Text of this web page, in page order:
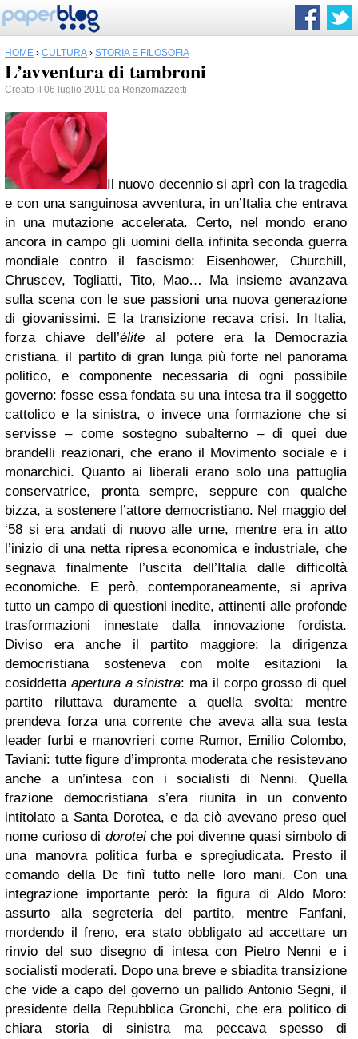
HOME › CULTURA › STORIA E FILOSOFIA
L’avventura di tambroni
Creato il 06 luglio 2010 da Renzomazzetti
Il nuovo decennio si aprì con la tragedia
e con una sanguinosa avventura, in un’Italia che entrava
in una mutazione accelerata. Certo, nel mondo erano
ancora in campo gli uomini della infinita seconda guerra
mondiale contro il fascismo: Eisenhower, Churchill,
Chruscev, Togliatti, Tito, Mao… Ma insieme avanzava
sulla scena con le sue passioni una nuova generazione
di giovanissimi. E la transizione recava crisi. In Italia,
forza chiave dell’élite al potere era la Democrazia
cristiana, il partito di gran lunga più forte nel panorama
politico, e componente necessaria di ogni possibile
governo: fosse essa fondata su una intesa tra il soggetto
cattolico e la sinistra, o invece una formazione che si
servisse – come sostegno subalterno – di quei due
brandelli reazionari, che erano il Movimento sociale e i
monarchici. Quanto ai liberali erano solo una pattuglia
conservatrice, pronta sempre, seppure con qualche
bizza, a sostenere l’attore democristiano. Nel maggio del
‘58 si era andati di nuovo alle urne, mentre era in atto
l’inizio di una netta ripresa economica e industriale, che
segnava finalmente l’uscita dell’Italia dalle difficoltà
economiche. E però, contemporaneamente, si apriva
tutto un campo di questioni inedite, attinenti alle profonde
trasformazioni innestate dalla innovazione fordista.
Diviso era anche il partito maggiore: la dirigenza
democristiana sosteneva con molte esitazioni la
cosiddetta apertura a sinistra: ma il corpo grosso di quel
partito riluttava duramente a quella svolta; mentre
prendeva forza una corrente che aveva alla sua testa
leader furbi e manovrieri come Rumor, Emilio Colombo,
Taviani: tutte figure d’impronta moderata che resistevano
anche a un’intesa con i socialisti di Nenni. Quella
frazione democristiana s’era riunita in un convento
intitolato a Santa Dorotea, e da ciò avevano preso quel
nome curioso di doroteiche poi divenne quasi simbolo di
una manovra politica furba e spregiudicata. Presto il
comando della Dc finì tutto nelle loro mani. Con una
integrazione importante però: la figura di Aldo Moro:
assurto alla segreteria del partito, mentre Fanfani,
mordendo il freno, era stato obbligato ad accettare un
rinvio del suo disegno di intesa con Pietro Nenni e i
socialisti moderati. Dopo una breve e sbiadita transizione
che vide a capo del governo un pallido Antonio Segni, il
presidente della Repubblica Gronchi, che era politico di
chiara storia di sinistra ma peccava spesso di